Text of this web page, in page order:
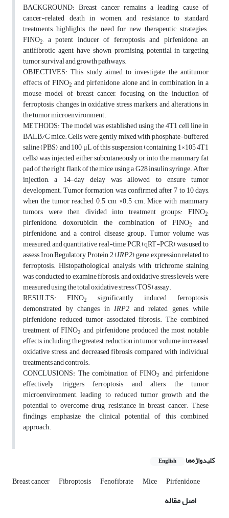
BACKGROUND: Breast cancer remains a leading cause of
cancer-related death in women, and resistance to standard
treatments highlights the need for new therapeutic strategies.
FINO2, a potent inducer of ferroptosis, and pirfenidone, an
antifibrotic agent, have shown promising potential in targeting
tumor survival and growth pathways.
OBJECTIVES: This study aimed to investigate the antitumor
effects of FINO2 and pirfenidone, alone and in combination, in a
mouse model of breast cancer, focusing on the induction of
ferroptosis, changes in oxidative stress markers, and alterations in
the tumor microenvironment.
METHODS: The model was established using the 4T1 cell line in
BALB/C mice. Cells were gently mixed with phosphate-buffered
saline (PBS), and 100 μL of this suspension (containing 1×105 4T1
cells) was injected either subcutaneously or into the mammary fat
pad of the right flank of the mice, using a G28 insulin syringe. After
injection, a 14-day delay was allowed to ensure tumor
development. Tumor formation was confirmed after 7 to 10 days,
when the tumor reached 0.5 cm ×0.5 cm. Mice with mammary
tumors were then divided into treatment groups: FINO2,
pirfenidone, doxorubicin, the combination of FINO2 and
pirfenidone, and a control disease group. Tumor volume was
measured, and quantitative real-time PCR (qRT-PCR) was used to
assess Iron Regulatory Protein 2 (IRP2) gene expression related to
ferroptosis. Histopathological analysis with trichrome staining
was conducted to examine fibrosis, and oxidative stress levels were
measured using the total oxidative stress (TOS) assay.
RESULTS: FINO2 significantly induced ferroptosis,
demonstrated by changes in IRP2 and related genes, while
pirfenidone reduced tumor-associated fibrosis. The combined
treatment of FINO2 and pirfenidone produced the most notable
effects, including the greatest reduction in tumor volume, increased
oxidative stress, and decreased fibrosis compared with individual
treatments and controls.
CONCLUSIONS: The combination of FINO2 and pirfenidone
effectively triggers ferroptosis and alters the tumor
microenvironment, leading to reduced tumor growth and the
potential to overcome drug resistance in breast cancer. These
findings emphasize the clinical potential of this combined
approach.
کلیدواژه‌ها English
Breast cancer Fibroptosis Fenofibrate Mice Pirfenidone
اصل مقاله